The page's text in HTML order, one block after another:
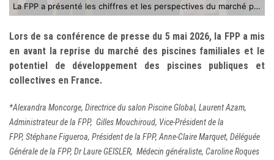
La FPP a présenté les chiffres et les perspectives du marché piscine lors de sa conférence de presse*
Lors de sa conférence de presse du 5 mai 2026, la FPP a mis
en avant la reprise du marché des piscines familiales et le
potentiel de développement des piscines publiques et
collectives en France.
*Alexandra Moncorge, Directrice du salon Piscine Global, Laurent Azam,
Administrateur de la FPP, Gilles Mouchiroud, Vice-Président de la
FPP, Stéphane Figueroa, Président de la FPP, Anne-Claire Marquet, Déléguée
Générale de la FPP, Dr Laure GEISLER, Médecin généraliste, Caroline Roques